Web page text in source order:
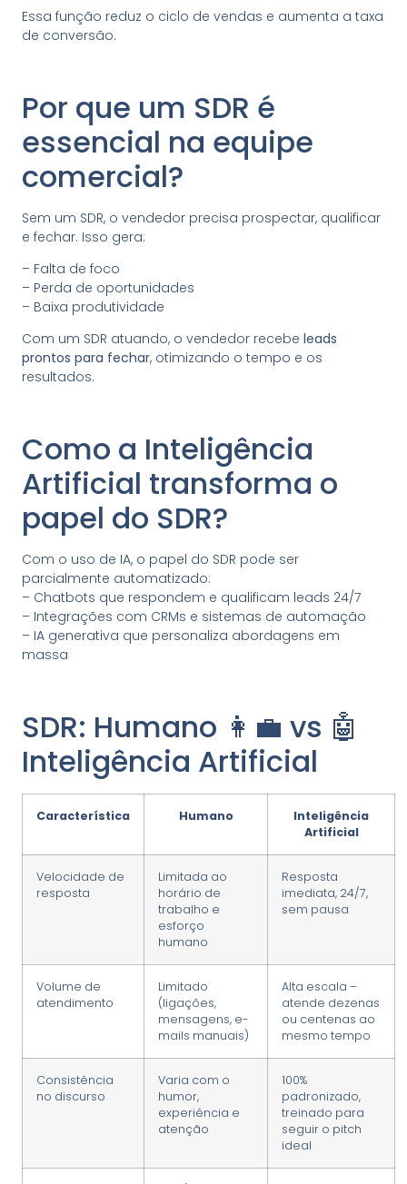
Essa função reduz o ciclo de vendas e aumenta a taxa
de conversão.
Por que um SDR é
essencial na equipe
comercial?
Sem um SDR, o vendedor precisa prospectar, qualificar
e fechar. Isso gera:
– Falta de foco
– Perda de oportunidades
– Baixa produtividade
Com um SDR atuando, o vendedor recebe leads
prontos para fechar, otimizando o tempo e os
resultados.
Como a Inteligência
Artificial transforma o
papel do SDR?
Com o uso de IA, o papel do SDR pode ser
parcialmente automatizado:
– Chatbots que respondem e qualificam leads 24/7
– Integrações com CRMs e sistemas de automação
– IA generativa que personaliza abordagens em
massa
SDR: Humano 👩‍💼 vs 🤖
Inteligência Artificial
Característica Humano
Inteligência
Artificial
Velocidade de
resposta
Limitada ao
horário de
trabalho e
esforço
humano
Resposta
imediata, 24/7,
sem pausa
Volume de
atendimento
Limitado
(ligações,
mensagens, e-
mails manuais)
Alta escala –
atende dezenas
ou centenas ao
mesmo tempo
Consistência
no discurso
Varia com o
humor,
experiência e
atenção
100%
padronizado,
treinado para
seguir o pitch
ideal